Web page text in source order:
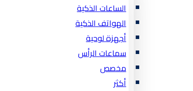
الساعات الذكية
الهواتف الذكية
أجهزة لوحية
سماعات الرأس
مخصص
أكثر